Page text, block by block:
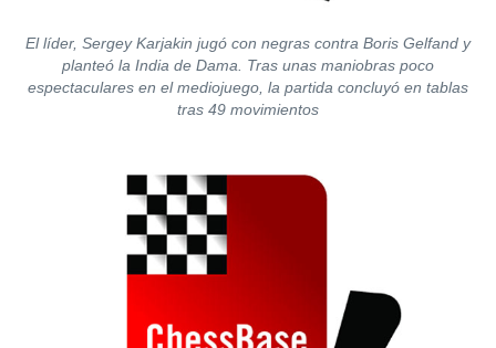
El líder, Sergey Karjakin jugó con negras contra Boris Gelfand y
planteó la India de Dama. Tras unas maniobras poco
espectaculares en el mediojuego, la partida concluyó en tablas
tras 49 movimientos